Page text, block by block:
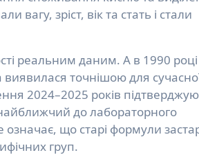
вагу, зріст, вік та стать і стали
реальним даним. А в 1990 році
точнішою для
2024–2025 років
до лабораторного
що старі формули
груп.